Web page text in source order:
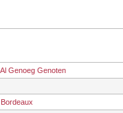
Genoeg Genoten